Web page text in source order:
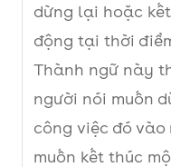
dừng lại hoặc
động tại thời
Thành ngữ này
người nói muốn
công việc đó vào
muốn kết thúc